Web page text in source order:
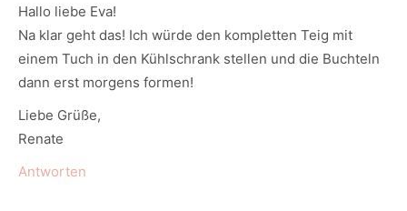
Hallo liebe Eva!
Na klar geht das! Ich würde den kompletten Teig mit
einem Tuch in den Kühlschrank stellen und die Buchteln
dann erst morgens formen!
Liebe Grüße,
Renate
Antworten